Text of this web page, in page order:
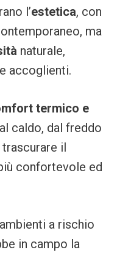
l’estetica, con
ma
naturale,
accoglienti.
termico e
caldo, dal freddo
il
confortevole ed
a rischio
in campo la